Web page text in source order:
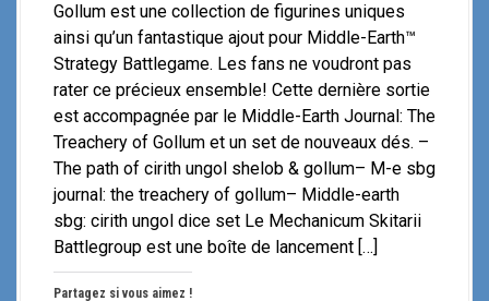
Gollum est une collection de figurines uniques
ainsi qu’un fantastique ajout pour Middle-Earth™
Strategy Battlegame. Les fans ne voudront pas
rater ce précieux ensemble! Cette dernière sortie
est accompagnée par le Middle-Earth Journal: The
Treachery of Gollum et un set de nouveaux dés. –
The path of cirith ungol shelob & gollum– M-e sbg
journal: the treachery of gollum– Middle-earth
sbg: cirith ungol dice set Le Mechanicum Skitarii
Battlegroup est une boîte de lancement […]
Partagez si vous aimez !